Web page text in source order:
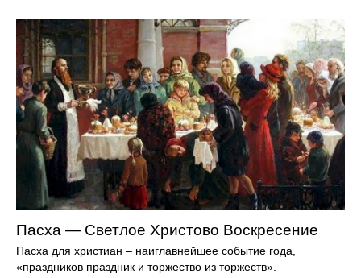
Пасха — Светлое Христово Воскресение
Пасха для христиан – наиглавнейшее событие года,
«праздников праздник и торжество из торжеств».